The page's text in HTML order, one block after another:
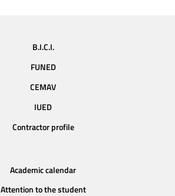
B.I.C.I.
FUNED
CEMAV
IUED
Contractor profile
Academic calendar
Attention to the student